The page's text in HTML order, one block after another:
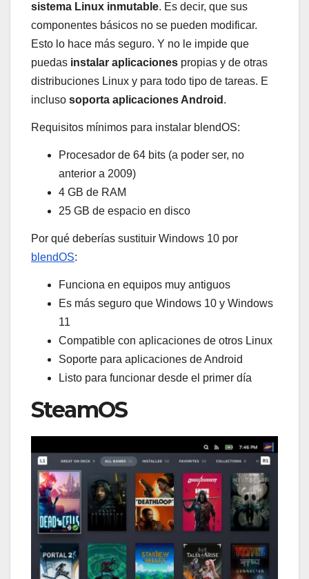
sistema Linux inmutable. Es decir, que sus
componentes básicos no se pueden modificar.
Esto lo hace más seguro. Y no le impide que
puedas instalar aplicaciones propias y de otras
distribuciones Linux y para todo tipo de tareas. E
incluso soporta aplicaciones Android .
Requisitos mínimos para instalar blendOS:
Procesador de 64 bits (a poder ser, no
anterior a 2009)
4 GB de RAM
25 GB de espacio en disco
Por qué deberías sustituir Windows 10 por
blendOS:
Funciona en equipos muy antiguos
Es más seguro que Windows 10 y Windows
11
Compatible con aplicaciones de otros Linux
Soporte para aplicaciones de Android
Listo para funcionar desde el primer día
SteamOS